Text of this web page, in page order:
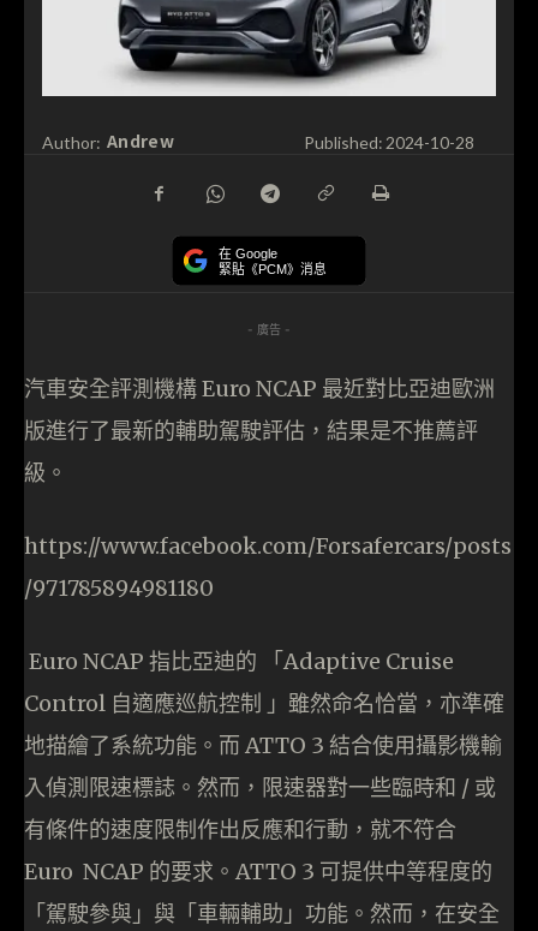
Author: Andrew Published: 2024-10-28
在 Google
緊貼《PCM》消息
- 廣告 -
汽車安全評測機構 Euro NCAP 最近對比亞迪歐洲
版進行了最新的輔助駕駛評估，結果是不推薦評
級。
https://www.facebook.com/Forsafercars/posts
/971785894981180
Euro NCAP 指比亞迪的 「Adaptive Cruise
Control 自適應巡航控制 」雖然命名恰當，亦準確
地描繪了系統功能。而 ATTO 3 結合使用攝影機輸
入偵測限速標誌。然而，限速器對一些臨時和 / 或
有條件的速度限制作出反應和行動，就不符合
Euro NCAP 的要求。ATTO 3 可提供中等程度的
「駕駛參與」與「車輛輔助」功能。然而，在安全